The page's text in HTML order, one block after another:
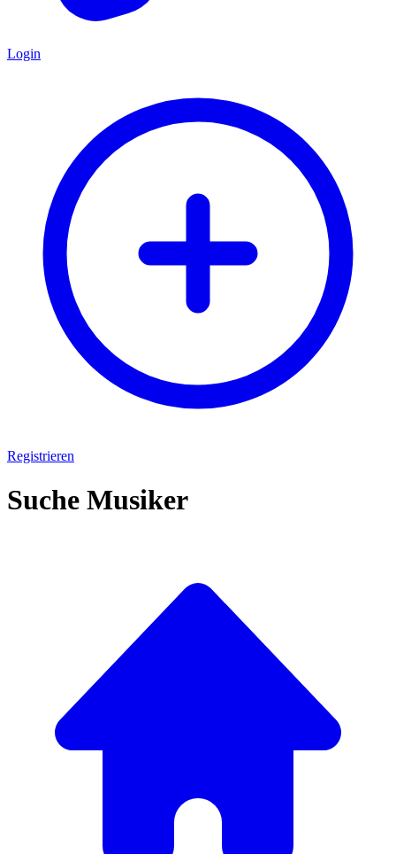
Login
Registrieren
Suche Musiker